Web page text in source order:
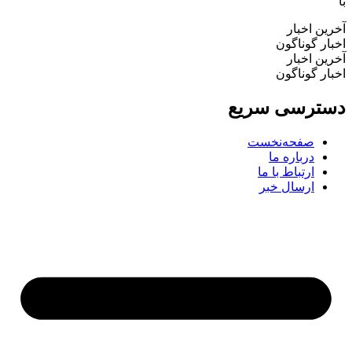
اخبار
گوناگون
اخبار
گوناگون
سریع
صفحه‌نخست
درباره ما
ارتباط با ما
ارسال خبر